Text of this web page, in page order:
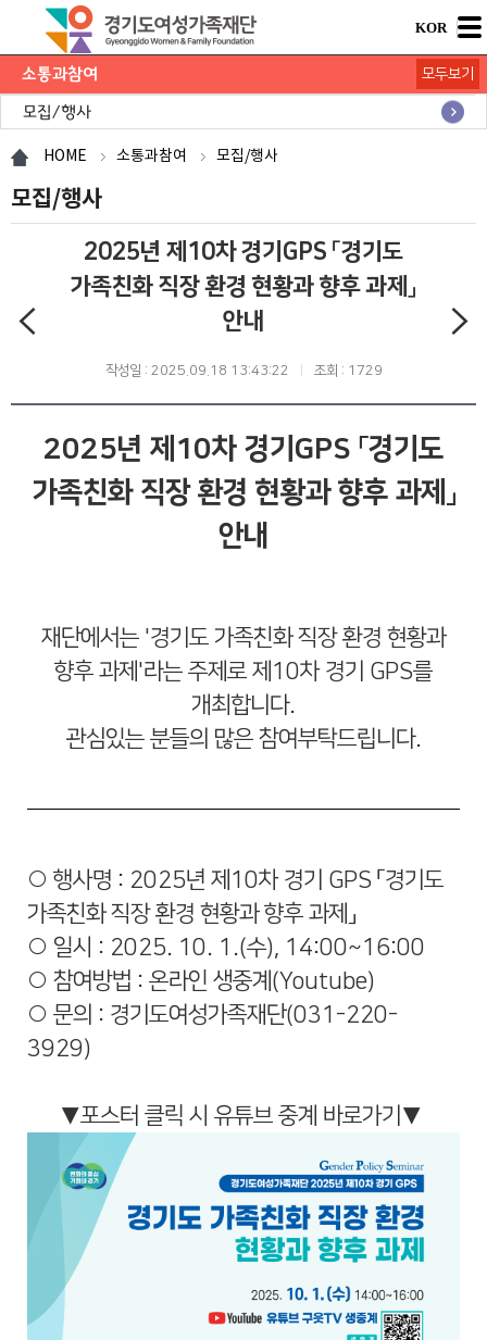
KOR
소통과참여
공지사항
채용공고
모집/행사
카드뉴스
언론보도
도민의 의견
재단 간행물
모두보기
HOME 소통과참여 모집/행사
모집/행사
2025년 제10차 경기GPS 「경기도
가족친화 직장 환경 현황과 향후 과제」
안내
작성일 : 2025.09.18 13:43:22 조회 : 1729
2025년 제10차 경기GPS 「경기도
가족친화 직장 환경 현황과 향후 과제」
안내
재단에서는 '경기도 가족친화 직장 환경 현황과
향후 과제'라는 주제로 제10차 경기 GPS를
개최합니다.
관심있는 분들의 많은 참여부탁드립니다.
○ 행사명 : 2025년 제10차 경기 GPS 「경기도
가족친화 직장 환경 현황과 향후 과제」
○ 일시 : 2025. 10. 1.(수), 14:00~16:00
○ 참여방법 : 온라인 생중계(Youtube)
○ 문의 : 경기도여성가족재단(031-220-
3929)
▼포스터 클릭 시 유튜브 중계 바로가기▼